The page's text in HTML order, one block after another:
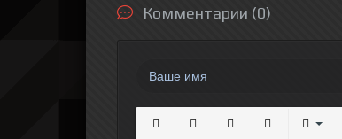
Комментарии (0)